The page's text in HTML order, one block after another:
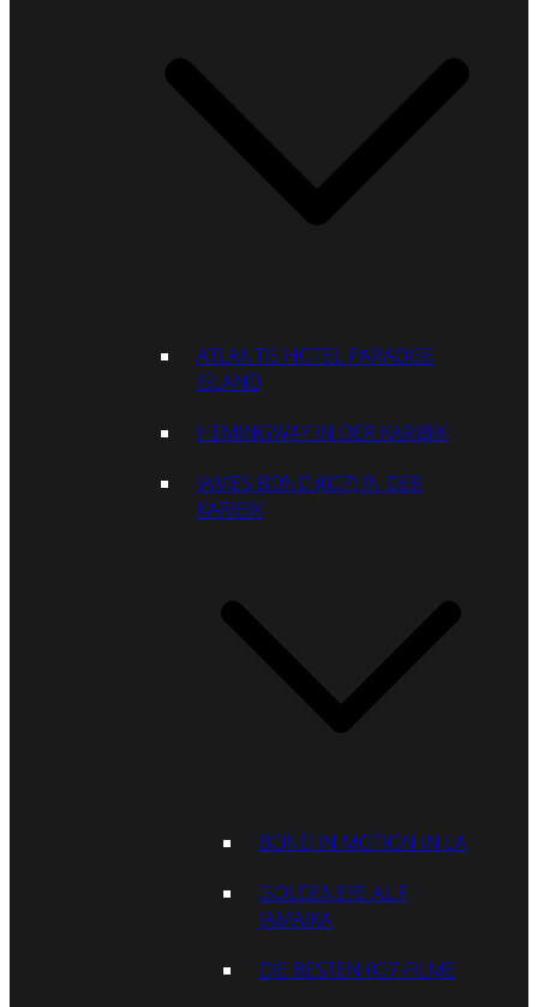
ATLANTIS HOTEL PARADISE
ISLAND
HEMINGWAY IN DER KARIBIK
JAMES BOND (007) IN DER
KARIBIK
BOND IN MOTION IN LA
GOLDENEYE AUF
JAMAIKA
DIE BESTEN 007-FILME